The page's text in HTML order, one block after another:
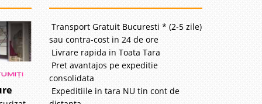
Transport Gratuit Bucuresti * (2-5 zile)
sau contra-cost in 24 de ore
Livrare rapida in Toata Tara
Pret avantajos pe expeditie
consolidata
Expeditiile in tara NU tin cont de